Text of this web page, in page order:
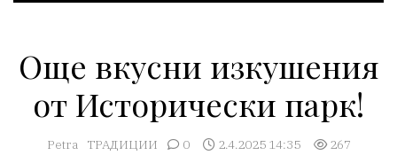
Още вкусни изкушения
от Исторически парк!
Petra ТРАДИЦИИ 0 2.4.2025 14:35 267